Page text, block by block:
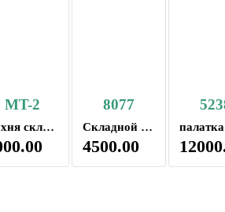
MT-2
Кухня складная, походная, кемпинговая Berger XL
8077
Складной стул карповая
4500.00